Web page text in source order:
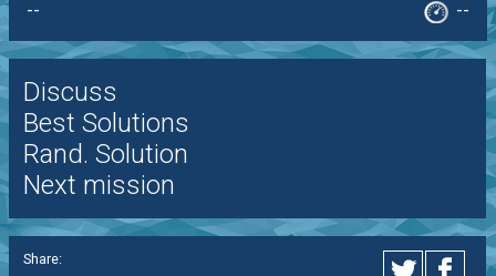
--
--
Discuss
Best Solutions
Rand. Solution
Next mission
Share: